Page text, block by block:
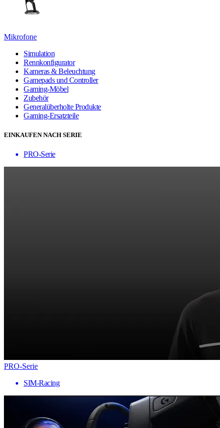
Mikrofone
Simulation
Rennkonfigurator
Kameras & Beleuchtung
Gamepads und Controller
Gaming-Möbel
Zubehör
Generalüberholte Produkte
Gaming-Ersatzteile
EINKAUFEN NACH SERIE
PRO-Serie
PRO-Serie
SIM-Racing